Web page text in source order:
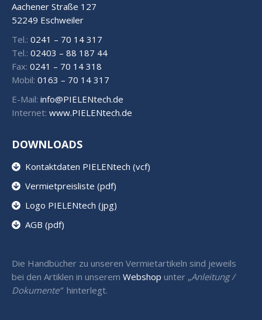
Aachener Straße 127
52249 Eschweiler
Tel.: 0241 – 70 14 317
Tel.: 02403 – 88 187 44
Fax: 0241 – 70 14 318
Mobil: 0163 – 70 14 317
E-Mail: info@PIELENtech.de
Internet: www.PIELENtech.de
DOWNLOADS
Kontaktdaten PIELENtech (vcf)
Vermietpreisliste (pdf)
Logo PIELENtech (jpg)
AGB (pdf)
Die Handbücher zu unseren Vermietartikeln sind jeweils
bei den Artiklen in unserem Webshop unter „Anleitung /
Dokumente“ hinterlegt.